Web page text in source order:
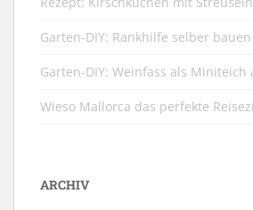
Garten-DIY: Rankhilfe selber bauen
Garten-DIY: Weinfass als Miniteich
Wieso Mallorca das perfekte
ARCHIV